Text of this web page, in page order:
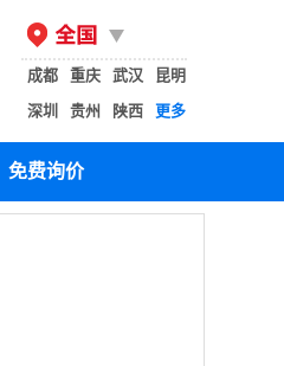
成都 重庆 武汉
昆明
深圳
贵州 陕西 更多
免费询价